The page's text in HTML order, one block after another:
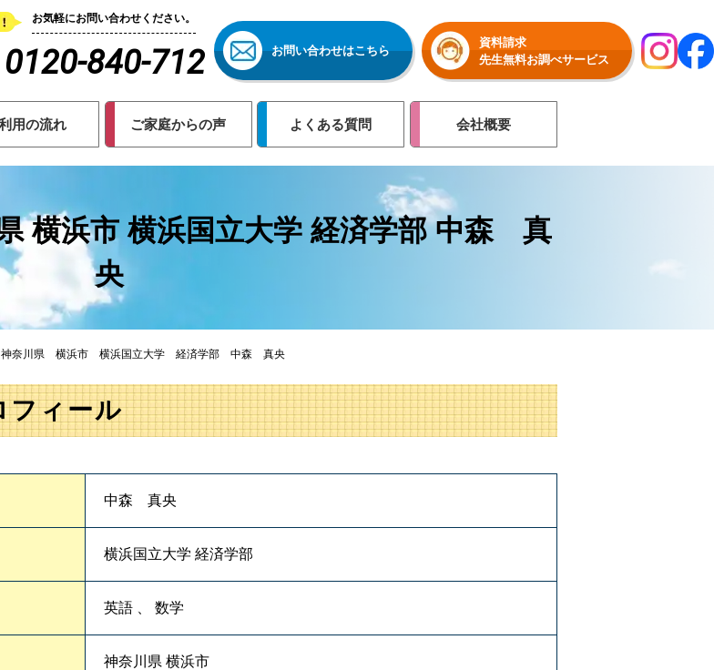
お気軽にお問い合わせください。
0120-840-712 お問い合わせはこちら
資料請求
先生無料お調べサービス
用の流れ ご家庭からの声 よくある質問 会社概要
横浜市 横浜国立大学 経済学部 中森 真
央
】神奈川県 横浜市 横浜国立大学 経済学部 中森 真央
フィール
中森 真央
横浜国立大学 経済学部
英語 、 数学
神奈川県 横浜市